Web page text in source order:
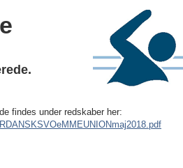
findes under redskaber her: